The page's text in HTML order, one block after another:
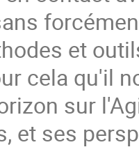
et
cela qu'il
sur
et ses